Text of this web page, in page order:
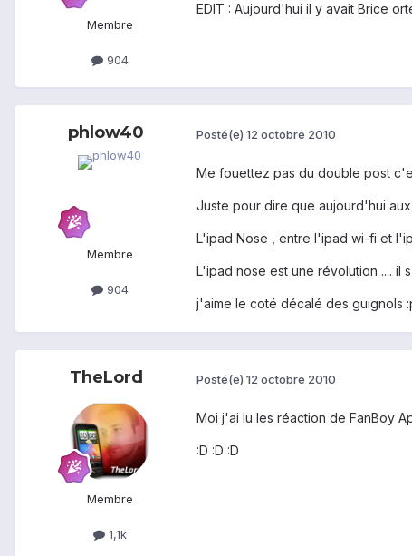
Membre
904
EDIT : Aujourd'hui il y avait Brice
phlow40
Membre
904
Posté(e) 12 octobre 2010
Me fouettez pas du double post
Juste pour dire que aujourd'hui
L'ipad Nose , entre l'ipad wi-fi et
L'ipad nose est une révolution .... il
j'aime le coté décalé des guignols
TheLord
Membre
1,1k
Posté(e) 12 octobre 2010
Moi j'ai lu les réaction de FanBoy
:D :D :D